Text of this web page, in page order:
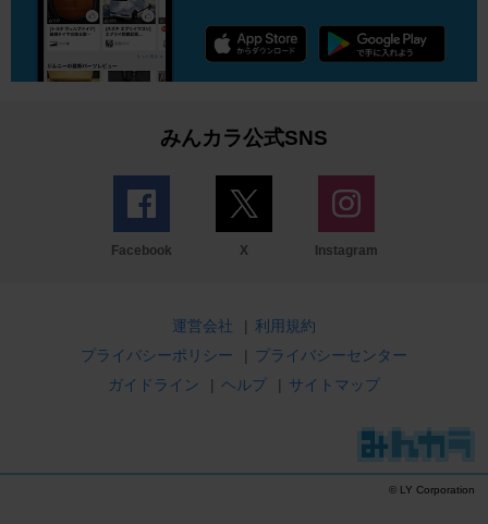
みんカラ公式SNS
Facebook X Instagram
運営会社 | 利用規約
プライバシーポリシー
| プライバシーセンター
ガイドライン
| ヘルプ | サイトマップ
© LY Corporation